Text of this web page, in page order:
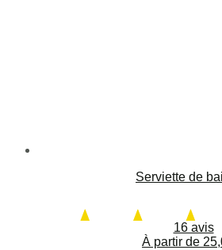
Serviette de
16 avis
À partir de